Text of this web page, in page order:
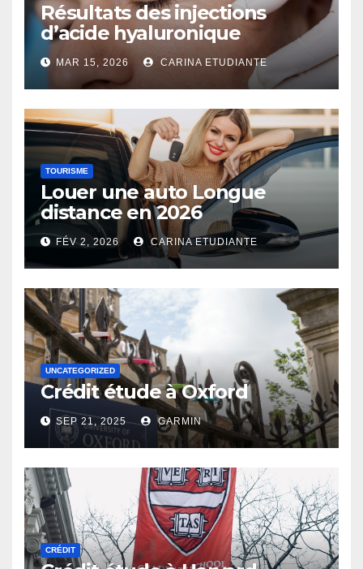
Résultats des injections
d’acide hyaluronique
MAR 15, 2026 CARINA ETUDIANTE
TOURISME
Louer une auto Longue
distance en 2026
FÉV 2, 2026 CARINA ETUDIANTE
UNCATEGORIZED
Crédit étude à Oxford
SEP 21, 2025 GARMIN
CRÉDIT